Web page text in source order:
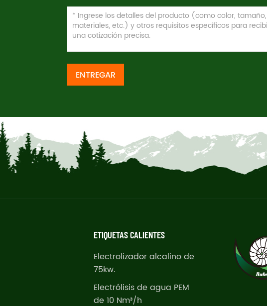
ENTREGAR
ETIQUETAS CALIENTES
Electrolizador alcalino de
75kw.
Electrólisis de agua PEM
de 10 Nm³/h